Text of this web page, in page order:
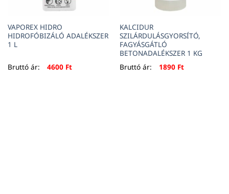
VAPOREX HIDRO
HIDROFÓBIZÁLÓ ADALÉKSZER
1 L
Bruttó ár: 4600 Ft
KALCIDUR
SZILÁRDULÁSGYORSÍTÓ,
FAGYÁSGÁTLÓ
BETONADALÉKSZER 1 KG
Bruttó ár:
1890 Ft